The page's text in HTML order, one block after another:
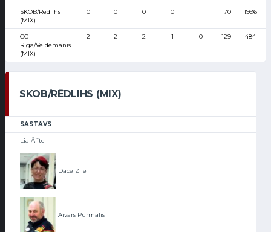
SKOB/Rēdlihs
(MIX)
0 0 0 0 1 170 1996
CC
Rīga/Veidemanis
(MIX)
2 2 2 1 0 129 484
SKOB/RĒDLIHS (MIX)
SASTĀVS
Lia Ālīte
Dace Zīle
Aivars Purmalis